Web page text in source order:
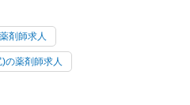
剤師求人
の薬剤師求人